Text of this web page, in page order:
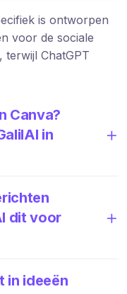
is ontworpen
voor de sociale
terwijl ChatGPT
Canva?
in
dit voor
in ideeën